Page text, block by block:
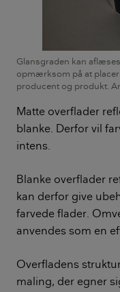
Glansgraden kan
opmærksom på at
producent og produkt.
Matte overflader
blanke. Derfor vil
intens.
Blanke overflader
kan derfor give
farvede flader.
anvendes som en
Overfladens
maling, der egner